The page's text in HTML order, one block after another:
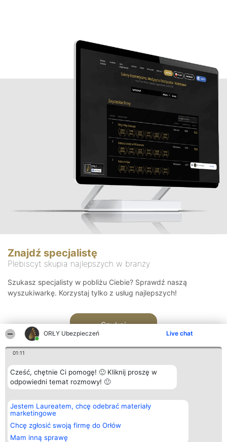
ORŁY Ubezpieczeń Live chat
01:11
Cześć, chętnie Ci pomogę! 🙂 Kliknij proszę w
odpowiedni temat rozmowy! 🙂
Jestem Laureatem, chcę odebrać materiały
marketingowe
Chcę zgłosić swoją firmę do Orłów
Mam inną sprawę
Znajdź specjalistę
Plebiscyt skupia najlepszych w branży
Szukasz specjalisty w pobliżu Ciebie? Sprawdź naszą
wyszukiwarkę. Korzystaj tylko z usług najlepszych!
Szukaj
Organizator plebiscytu
Bright Side Solutions sp. z o.
o. sp. k.
ul. Ruska 22
Wrocław 50-079
KRS 0000749100 | Regon
Plebiscyt
Laureaci
wszystkich
Laureatów
Kontakt
Kontakt